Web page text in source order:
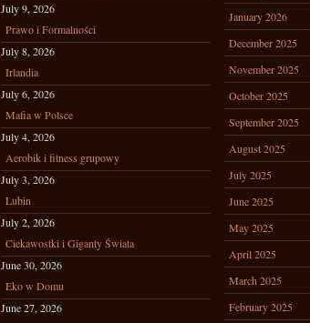
July 9, 2026
Prawo i Formalności
July 8, 2026
Irlandia
July 6, 2026
Mafia w Polsce
July 4, 2026
Aerobik i fitness grupowy
July 3, 2026
Lubin
July 2, 2026
Ciekawostki i Giganty Świata
June 30, 2026
Eko w Domu
June 27, 2026
January 2026
December 2025
November 2025
October 2025
September 2025
August 2025
July 2025
June 2025
May 2025
April 2025
March 2025
February 2025